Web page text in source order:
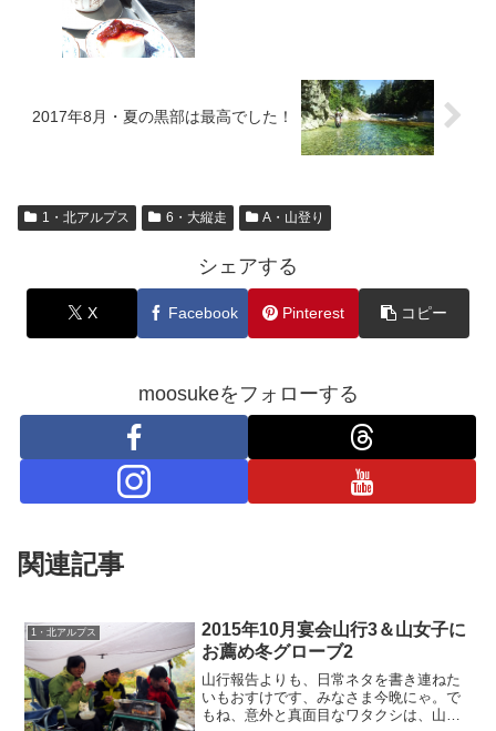
2017年8月・夏の黒部は最高でした！
1・北アルプス 6・大縦走 A・山登り
シェアする
X Facebook Pinterest コピー
moosukeをフォローする
関連記事
1・北アルプス
2015年10月宴会山行3＆山女子に
お薦め冬グローブ2
山行報告よりも、日常ネタを書き連ねた
いもおすけです、みなさま今晩にゃ。で
もね、意外と真面目なワタクシは、山行